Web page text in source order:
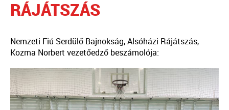
RÁJÁTSZÁS
Nemzeti Fiú Serdülő Bajnokság, Alsóházi Rájátszás,
Kozma Norbert vezetőedző beszámolója: